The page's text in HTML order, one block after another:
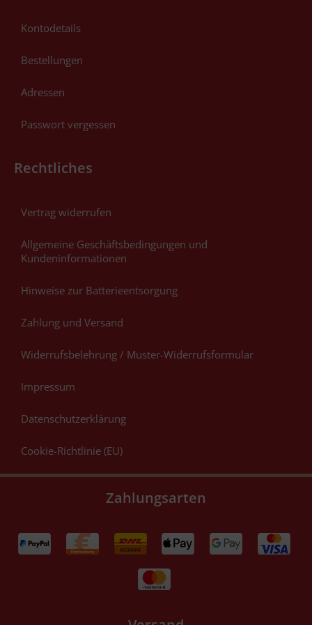
Kontodetails
Bestellungen
Adressen
Passwort vergessen
Rechtliches
Vertrag widerrufen
Allgemeine Geschäftsbedingungen und
Kundeninformationen
Hinweise zur Batterieentsorgung
Zahlung und Versand
Widerrufsbelehrung / Muster-Widerrufsformular
Impressum
Datenschutzerklärung
Cookie-Richtlinie (EU)
Zahlungsarten